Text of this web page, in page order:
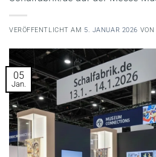
VERÖFFENTLICHT AM 5. JANUAR 2026 VON
05
Jan.